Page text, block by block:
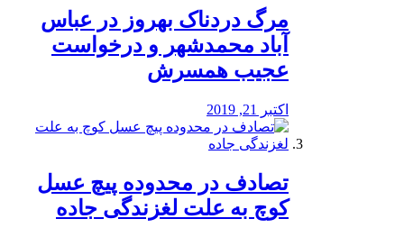
مرگ دردناک بهروز در عباس
آباد محمدشهر و درخواست
عجیب همسرش
اکتبر 21, 2019
تصادف در محدوده پیچ عسل
کوچ به علت لغزندگی جاده